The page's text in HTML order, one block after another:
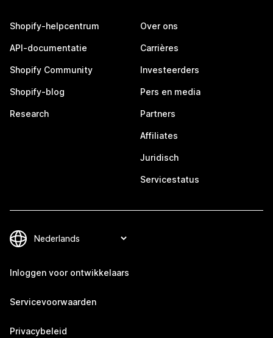
Shopify-helpcentrum
API-documentatie
Shopify Community
Shopify-blog
Research
Over ons
Carrières
Investeerders
Pers en media
Partners
Affiliates
Juridisch
Servicestatus
Inloggen voor ontwikkelaars
Servicevoorwaarden
Privacybeleid